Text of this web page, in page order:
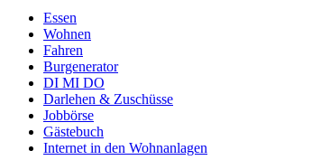
Essen
Wohnen
Fahren
Burgenerator
DI MI DO
Darlehen & Zuschüsse
Jobbörse
Gästebuch
Internet in den Wohnanlagen